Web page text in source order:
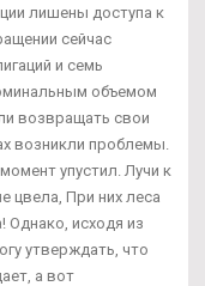
лишены доступа к
сейчас
и семь
объемом
возвращать свои
возникли проблемы.
упустил. Лучи к
цвела, При них леса
Однако, исходя из
утверждать, что
а вот